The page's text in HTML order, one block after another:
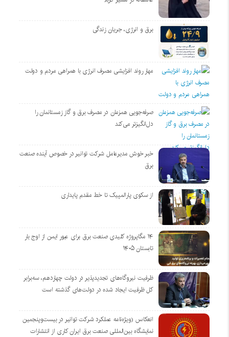
برق و انرژی، جریان زندگی
مهار روند افزایشی مصرف انرژی با همراهی مردم و دولت
صرفه‌جویی همزمان در مصرف برق و گاز زمستانمان را
دل‌انگیزتر می‌کند
خبر خوش مدیرعامل شرکت توانیر در خصوص آینده صنعت
برق
از سکوی پارالمپیک تا خط مقدم پایداری
۱۴ مگاپروژه‌ کلیدی صنعت برق برای عبور ایمن از اوج بار
تابستان ۱۴۰۵
ظرفیت نیروگاه‌های تجدیدپذیر در دولت چهاردهم، سه‌برابر
کل ظرفیت ایجاد شده در دولت‌های گذشته است
انعکاس (ویژه‌نامه عملکرد شرکت توانیر در بیست‌وپنجمین
نمایشگاه بین‌المللی صنعت برق ایران کاری از انتشارات